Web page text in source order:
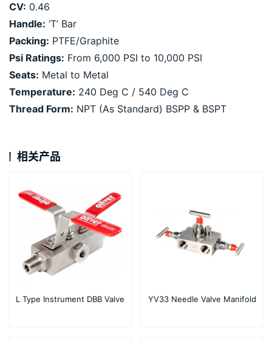
CV: 0.46
Handle: ‘T’ Bar
Packing: PTFE/Graphite
Psi Ratings: From 6,000 PSI to 10,000 PSI
Seats: Metal to Metal
Temperature: 240 Deg C / 540 Deg C
Thread Form: NPT (As Standard) BSPP & BSPT
相关产品
L Type Instrument DBB Valve YV33 Needle Valve Manifold